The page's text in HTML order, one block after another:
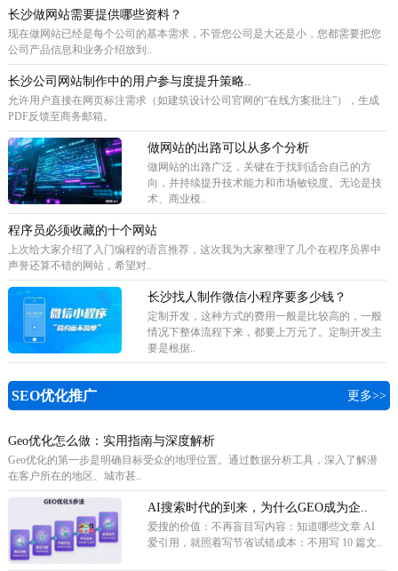
长沙做网站需要提供哪些资料？
现在做网站已经是每个公司的基本需求，不管您公司是大还是小，您都需要把您
公司产品信息和业务介绍放到..
长沙公司网站制作中的用户参与度提升策略..
允许用户直接在网页标注需求（如建筑设计公司官网的“在线方案批注”），生成
PDF反馈至商务邮箱。
做网站的出路可以从多个分析
做网站的出路广泛，关键在于找到适合自己的方
向，并持续提升技术能力和市场敏锐度。无论是技
术、商业模..
程序员必须收藏的十个网站
上次给大家介绍了入门编程的语言推荐，这次我为大家整理了几个在程序员界中
声誉还算不错的网站，希望对..
长沙找人制作微信小程序要多少钱？
定制开发，这种方式的费用一般是比较高的，一般
情况下整体流程下来，都要上万元了。定制开发主
要是根据..
SEO优化推广 更多>>
Geo优化怎么做：实用指南与深度解析
Geo优化的第一步是明确目标受众的地理位置。通过数据分析工具，深入了解潜
在客户所在的地区、城市甚..
AI搜索时代的到来，为什么GEO成为企..
爱搜的价值：不再盲目写内容：知道哪些文章 AI
爱引用，就照着写节省试错成本：不用写 10 篇文..